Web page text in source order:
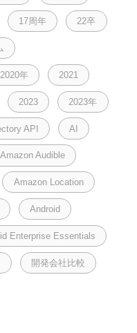
17周年 22卒
2020年 2021
2023 2023年
API AI
Amazon Audible
Amazon Location
Android
Enterprise Essentials
開発会社比較